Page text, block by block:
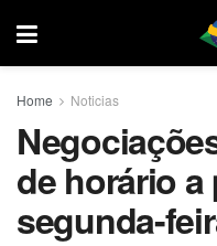
Home Noticias
de horário a
segunda-